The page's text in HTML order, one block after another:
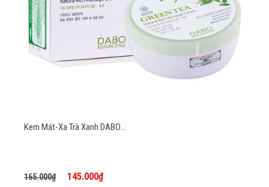
Kem Mát-Xa Trà Xanh DABO...
165.000₫ 145.000₫